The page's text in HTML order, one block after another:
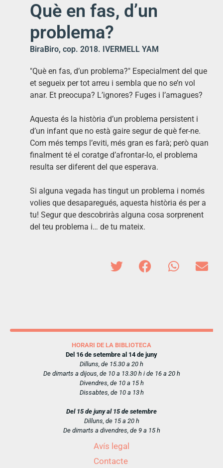
Què en fas, d’un
problema?
BiraBiro, cop. 2018. IVERMELL YAM
"Què en fas, d’un problema?" Especialment del que
et segueix per tot arreu i sembla que no se’n vol
anar. Et preocupa? L’ignores? Fuges i l’amagues?
Aquesta és la història d’un problema persistent i
d’un infant que no està gaire segur de què fer-ne.
Com més temps l’eviti, més gran es farà; però quan
finalment té el coratge d’afrontar-lo, el problema
resulta ser diferent del que esperava.
Si alguna vegada has tingut un problema i només
volies que desaparegués, aquesta història és per a
tu! Segur que descobriràs alguna cosa sorprenent
del teu problema i… de tu mateix.
HORARI DE LA BIBLIOTECA
Del 16 de setembre al 14 de juny
Dilluns, de 15.30 a 20 h
De dimarts a dijous, de 10 a 13.30 h i de 16 a 20 h
Divendres, de 10 a 15 h
Dissabtes, de 10 a 13 h
Del 15 de juny al 15 de setembre
Dilluns, de 15 a 20 h
De dimarts a divendres, de 9 a 15 h
Avís legal
Contacte